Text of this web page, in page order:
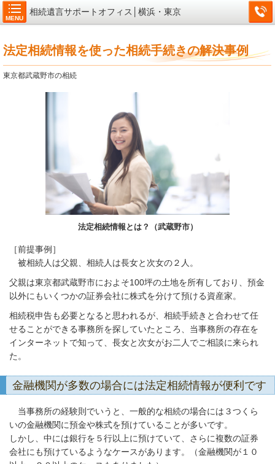
MENU
相続遺言サポートオフィス│横浜・東京
法定相続情報を使った相続手続きの解決事例
東京都武蔵野市の相続
法定相続情報とは？（武蔵野市）
［前提事例］
被相続人は父親、相続人は長女と次女の２人。
父親は東京都武蔵野市におよそ100坪の土地を所有しており、預金
以外にもいくつかの証券会社に株式を分けて預ける資産家。
相続税申告も必要となると思われるが、相続手続きと合わせて任
せることができる事務所を探していたところ、当事務所の存在を
インターネットで知って、長女と次女がお二人でご相談に来られ
た。
金融機関が多数の場合には法定相続情報が便利です
当事務所の経験則でいうと、一般的な相続の場合には３つくら
いの金融機関に預金や株式を預けていることが多いです。
しかし、中には銀行を５行以上に預けていて、さらに複数の証券
会社にも預けているようなケースがあります。（金融機関が１０